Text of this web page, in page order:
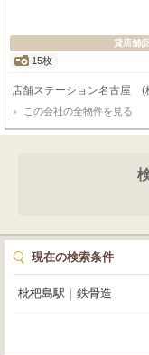
貸店舗(
15枚
店舗ステーション名古屋 (
この会社の全物件を見る
現在の検索条件
枇杷島駅 鉄骨造